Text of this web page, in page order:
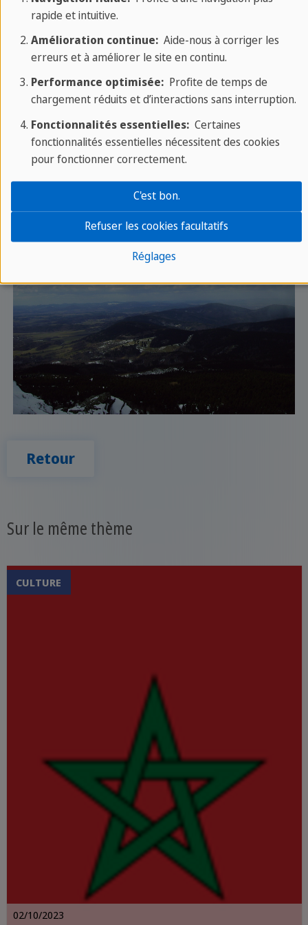
pronoms et les adjectifs changent leur forme en
fonction de leur rôle dans une phrase. Par
exemple, le nom "kůň" (cheval) deviendra "koně" au
génitif et "koněm" au datif.
Verbes Flexionnels
: Les verbes tchèques sont
conjugués pour indiquer le temps, le mode et la
personne. Par exemple, le verbe "jíst" (manger) se
conjugue comme suit : "jím" (je mange), "jíš" (tu
manges), "jí" (il/elle/on mange).
Retour
Sur le même thème
CULTURE
02/10/2023
rapide et intuitive.
Amélioration continue:Aide-nous à corriger les
erreurs et à améliorer le site en continu.
Performance optimisée:Profite de temps de
chargement réduits et d’interactions sans interruption.
Fonctionnalités essentielles:Certaines
fonctionnalités essentielles nécessitent des cookies
pour fonctionner correctement.
Réglages
Refuser les cookies facultatifs
C'est bon.